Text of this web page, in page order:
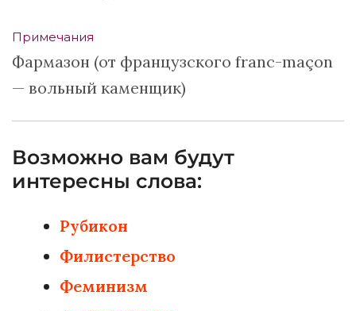
Примечания
Фармазон (от французского franc-maçon
— вольный каменщик)
Возможно вам будут
интересны слова:
Рубикон
Филистерство
Феминизм